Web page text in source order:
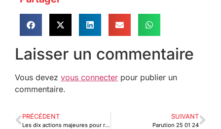
Laisser un commentaire
Vous devez vous connecter pour publier un
commentaire.
PRÉCÉDENT
Les dix actions majeures pour renforcer Inclusion financière digitale en Afrique
SUIVANT
Parution 25 01 24